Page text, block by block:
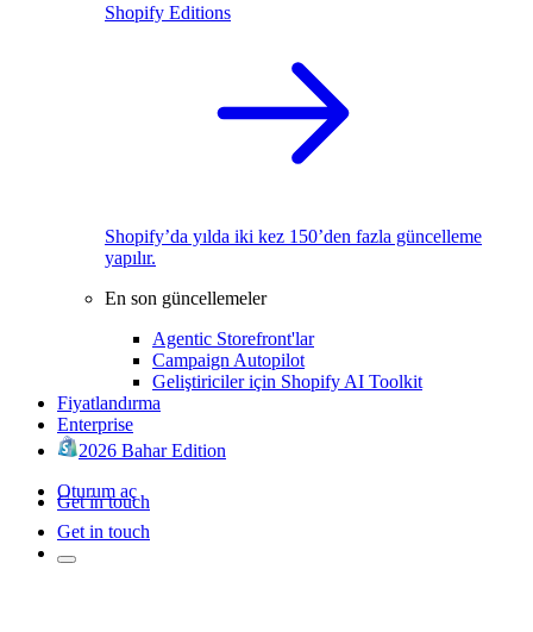
Shopify Editions
Shopify’da yılda iki kez 150’den fazla güncelleme
yapılır.
En son güncellemeler
Agentic Storefront'lar
Campaign Autopilot
Geliştiriciler için Shopify AI Toolkit
Fiyatlandırma
Enterprise
2026 Bahar Edition
Oturum aç
Get in touch
Get in touch